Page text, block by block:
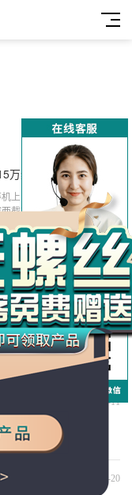
振动设备螺栓总断裂_年省15万维修费_美标方颈螺栓实测2025-06-19
上的螺栓，人家三
截？我跟你说啊，
2003
设备基础总松动？A型地脚螺栓防松降本40%方案
2025-04-24
？去年东莞机械厂
用了半年就松动，
GB 7
DIN 6900 十字槽盘头螺钉和鞍形弹簧垫圈 组合 M2.5~M10
2024-11-27
槽盘头螺钉和鞍形
栓规格表)的问题，
2024-10-11
施工方案(钢结构
万千紧固件小编
钢结
2024-09-20